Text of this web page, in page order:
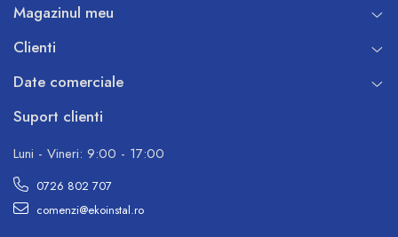
Magazinul meu
Clienti
Date comerciale
Suport clienti
Luni - Vineri: 9:00 - 17:00
0726 802 707
comenzi@ekoinstal.ro